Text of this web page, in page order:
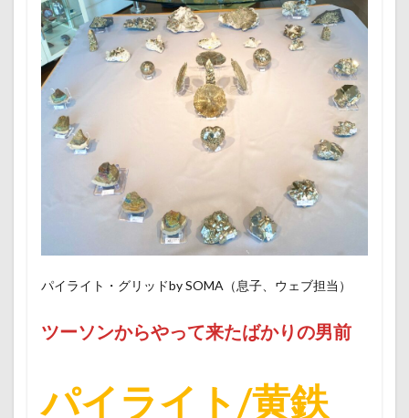
パイライト・グリッドby SOMA（息子、ウェブ担当）
ツーソンからやって来たばかりの男前
パイライト/黄鉄